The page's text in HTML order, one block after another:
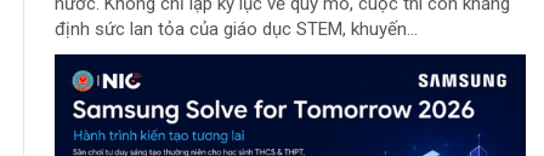
định sức lan tỏa của giáo dục STEM, khuyến...